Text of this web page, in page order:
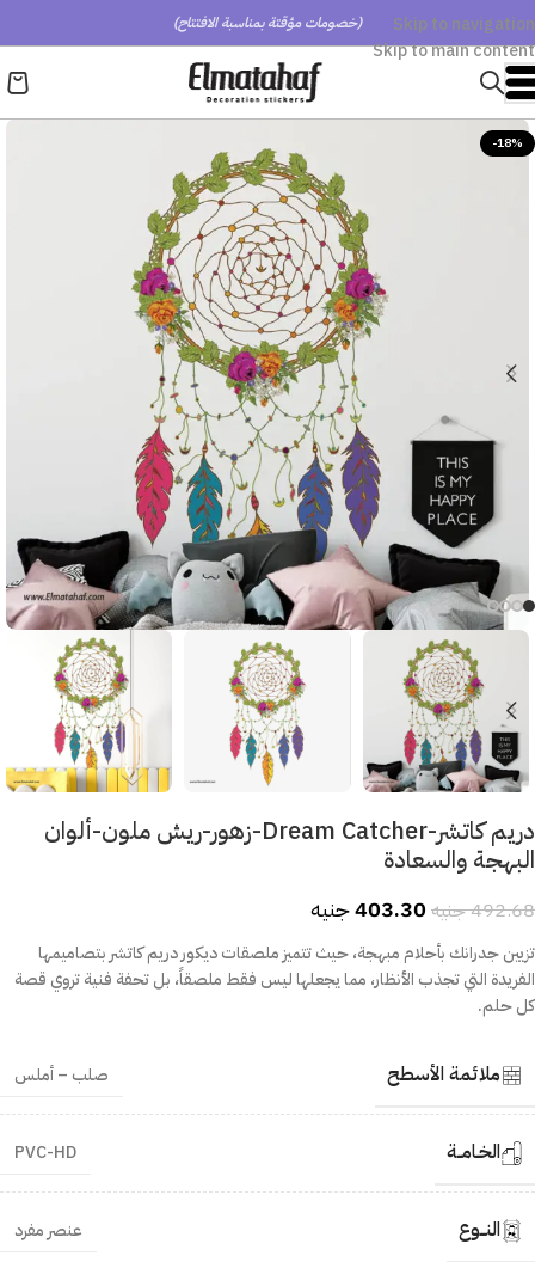
Skip to navigation
Skip to main content
(خصومات مؤقتة بمناسبة الافتتاح)
-18%
دريم كاتشر-Dream Catcher-زهور-ريش ملون-ألوان
البهجة والسعادة
492.68جنيه 403.30جنيه
تزيين جدرانك بأحلام مبهجة، حيث تتميز ملصقات ديكور دريم كاتشر بتصاميمها
الفريدة التي تجذب الأنظار، مما يجعلها ليس فقط ملصقاً، بل تحفة فنية تروي قصة
كل حلم.
ملائمة الأسطح صلب – أملس
الخـامــة PVC-HD
النــوع عنصر مفرد